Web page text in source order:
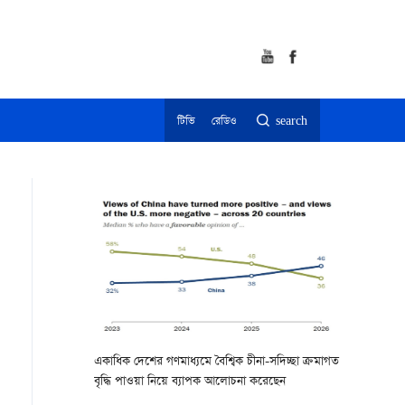
টিভি রেডিও search
একাধিক দেশের গণমাধ্যমে বৈশ্বিক চীনা-সদিচ্ছা ক্রমাগত
বৃদ্ধি পাওয়া নিয়ে ব্যাপক আলোচনা করেছেন